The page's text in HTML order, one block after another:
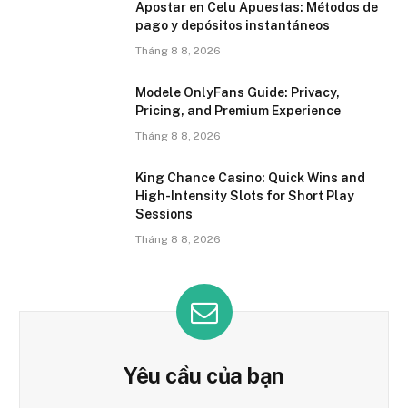
Apostar en Celu Apuestas: Métodos de
pago y depósitos instantáneos
Tháng 8 8, 2026
Modele OnlyFans Guide: Privacy,
Pricing, and Premium Experience
Tháng 8 8, 2026
King Chance Casino: Quick Wins and
High-Intensity Slots for Short Play
Sessions
Tháng 8 8, 2026
Yêu cầu của bạn